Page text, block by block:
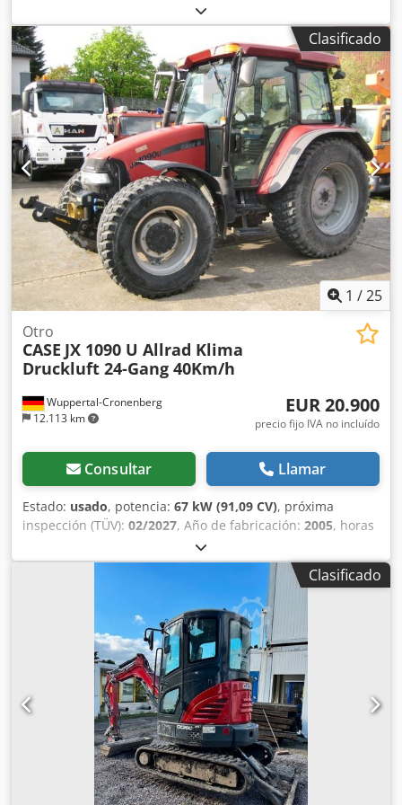
Fabricados en 2022. Schmedt PraLeg XL 18-60: máquina
para encuadernar libros Máquina en buen estado, lista
para su funcionamiento. La máquina sujeta un bloque de
hojas para encuadernar en una cubierta preparada. Dos
aplicadores de adhesivo, con ajuste suave del grosor del
adhesivo. Formato: Altura del bloque: 80 – 450 mm Ancho
del bloque: 110 – 450 mm Grosor del bloque: 2 – 80 mm
Tasa de producción: aproximadamente 200 – 300
unidades/hora Alimentación eléctrica: 230 V Peso: 300 kg
Fabricado en Alemania. Schmedt PraForm 21-50: prensa
para libros Prensa para libros con cortador de ranuras.
Fabricado por Schmedt, Alemania. La máquina está en
muy buenas condiciones y lista para la producción.
Especificaciones técnicas: Formato máximo: 420 x 520 x 100
mm Peso: 220 kg Alimentación eléctrica: 230 V + aire
comprimido. El precio es por un conjunto de dos
máquinas. Dkedpfszdazbsx Aqvor
Clasificado
1 /25
Wuppertal-Cronenberg
12.113 km
Otro
CASE JX 1090 U Allrad Klima
Druckluft 24-Gang 40Km/h
EUR 20.900
precio fijo IVA no incluído
Consultar Llamar
Estado: usado, potencia: 67 kW (91,09 CV), próxima
inspección (TÜV): 02/2027, Año de fabricación: 2005, horas
, Equipamiento:
acondicionado, cabina, tracción a las cuatro ruedas,
Tractor alemán, en uso hasta hace poco. Segundo
propietario: siempre en manos de la administración
estatal de parques, de 2005 a 2017 y de 2017 a 2026.
Tracción total. Motor turbodiésel de 4 cilindros con 4485 cc
y 91 CV. Gran transmisión Hi-LO de 24 velocidades: 4
marchas en 3 gamas, 2 escalonamientos bajo carga y
reversor bajo carga. 40 km/h. Instalación de aire
comprimido. Cabina de confort con asiento del conductor
con suspensión neumática y aire acondicionado. Toma de
fuerza trasera triple (540/750/1000 rpm). Elevador trasero
KAT II con enganches rápidos y cilindros adicionales (5060
kg de capacidad de elevación). Djdpfey Ean Ssx Aqvjkr
Clasificado